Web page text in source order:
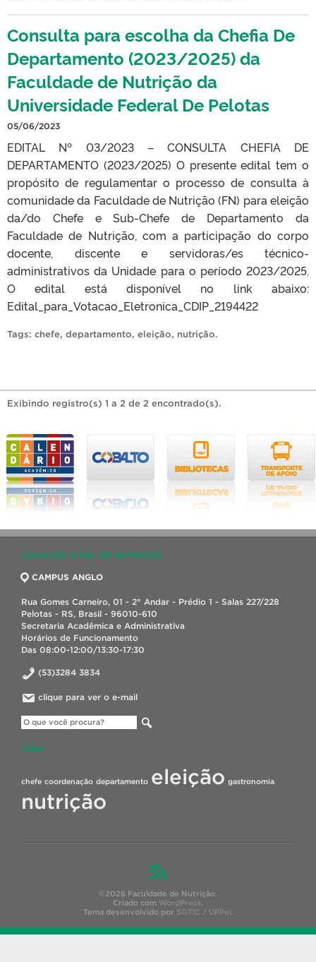
Consulta para escolha da Chefia De
Departamento (2023/2025) da
Faculdade de Nutrição da
Universidade Federal De Pelotas
05/06/2023
EDITAL Nº 03/2023 – CONSULTA CHEFIA DE
DEPARTAMENTO (2023/2025) O presente edital tem o
propósito de regulamentar o processo de consulta à
comunidade da Faculdade de Nutrição (FN) para eleição
da/do Chefe e Sub-Chefe de Departamento da
Faculdade de Nutrição, com a participação do corpo
docente, discente e servidoras/es técnico-
administrativos da Unidade para o período 2023/2025.
O edital está disponível no link abaixo:
Edital_para_Votacao_Eletronica_CDIP_2194422
Tags: chefe, departamento, eleição, nutrição.
Exibindo registro(s) 1 a 2 de 2 encontrado(s).
LOCALIZE A FAC. DE NUTRIÇÃO
CAMPUS ANGLO
Rua Gomes Carneiro, 01 - 2° Andar - Prédio 1 - Salas 227/228
Pelotas - RS, Brasil - 96010-610
Secretaria Acadêmica e Administrativa
Horários de Funcionamento
Das 08:00-12:00/13:30-17:30
(53)3284 3834
clique para ver o e-mail
TAGS
chefe coordenação departamento eleição gastronomia
nutrição
©2026 Faculdade de Nutrição.
Criado com WordPress.
Tema desenvolvido por SGTIC / UFPel.